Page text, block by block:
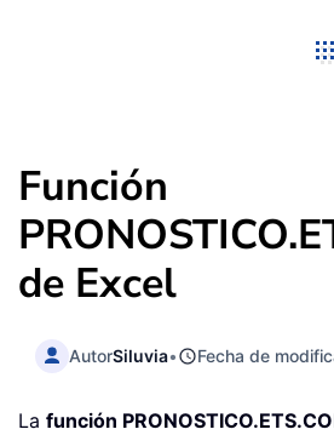
Función
de Excel
AutorSiluvia• Fecha de
La función